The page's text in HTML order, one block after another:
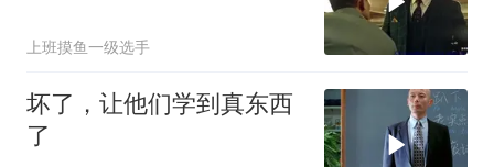
上班摸鱼一级选手
坏了，让他们学到真东西
了